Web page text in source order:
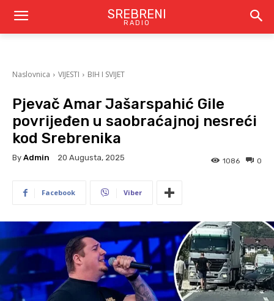
SREBRENI
RADIO
Naslovnica VIJESTI BIH I SVIJET
Pjevač Amar Jašarspahić Gile
povrijeđen u saobraćajnoj nesreći
kod Srebrenika
By Admin 20 Augusta, 2025 0
1086
Facebook Viber